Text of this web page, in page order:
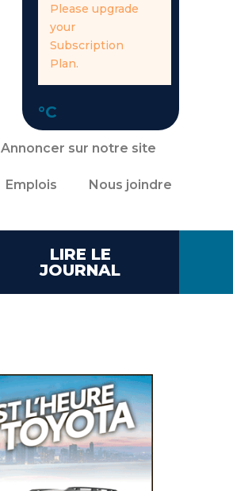
Please upgrade
your
Subscription
Plan.
°C
Annoncer sur notre site
Emplois Nous joindre
LIRE LE
JOURNAL